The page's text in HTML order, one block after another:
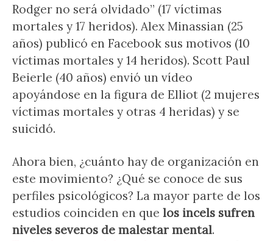
Rodger no será olvidado” (17 víctimas
mortales y 17 heridos). Alex Minassian (25
años) publicó en Facebook sus motivos (10
víctimas mortales y 14 heridos). Scott Paul
Beierle (40 años) envió un vídeo
apoyándose en la figura de Elliot (2 mujeres
víctimas mortales y otras 4 heridas) y se
suicidó.
Ahora bien, ¿cuánto hay de organización en
este movimiento? ¿Qué se conoce de sus
perfiles psicológicos? La mayor parte de los
estudios coinciden en que los incels sufren
niveles severos de malestar mental.